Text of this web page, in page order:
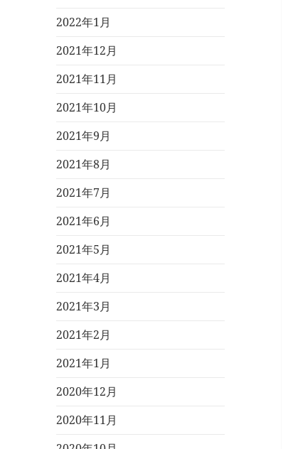
2022年1月
2021年12月
2021年11月
2021年10月
2021年9月
2021年8月
2021年7月
2021年6月
2021年5月
2021年4月
2021年3月
2021年2月
2021年1月
2020年12月
2020年11月